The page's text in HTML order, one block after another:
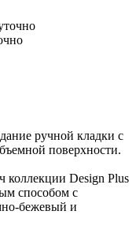
ручной кладки с
поверхности.
Design Plus
способом с
бежевый и